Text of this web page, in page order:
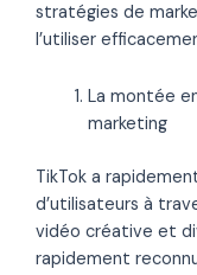
stratégies de
l’utiliser
La montée
marketing
TikTok a
d’utilisateurs à
vidéo créative et
rapidement